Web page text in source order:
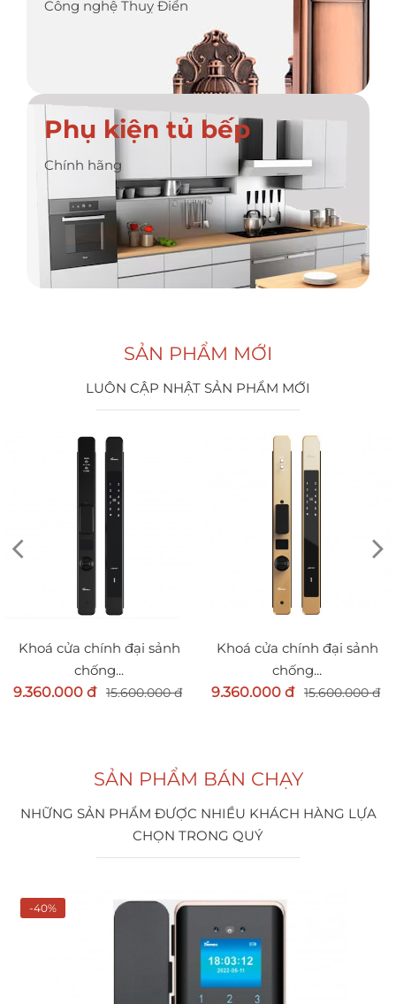
Công nghệ Thuỵ Điển
Phụ kiện tủ bếp
Chính hãng
SẢN PHẨM MỚI
LUÔN CẬP NHẬT SẢN PHẨM MỚI
Khoá cửa chính đại sảnh
chống...
8.400.000 đ
14.000.000 đ
chống...
8.400.000 đ
14.000.000 đ
SẢN PHẨM BÁN CHẠY
NHỮNG SẢN PHẨM ĐƯỢC NHIỀU KHÁCH HÀNG LỰA
CHỌN TRONG QUÝ
-40%